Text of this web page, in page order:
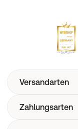
Versandarten
Zahlungsarten